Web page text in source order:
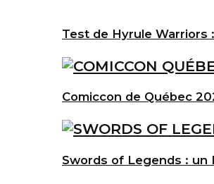
Test de Hyrule Warriors
Comiccon de Québec
Swords of Legends : un